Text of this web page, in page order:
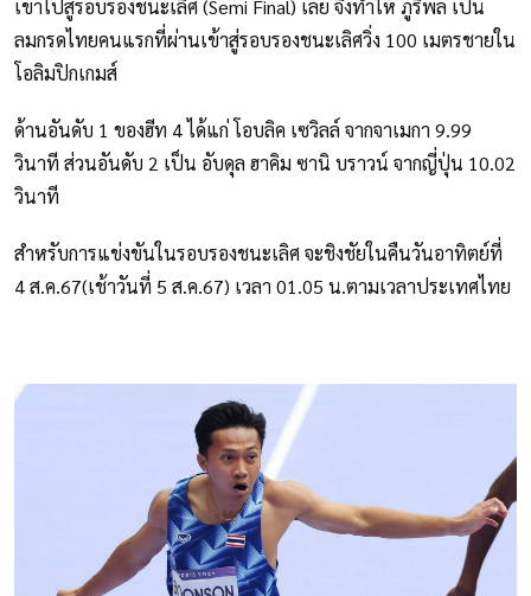
เข้าไปสู่รอบรองชนะเลิศ (Semi Final) เลย จึงทำให้ ภูริพล เป็น
ลมกรดไทยคนแรกที่ผ่านเข้าสู่รอบรองชนะเลิศวิ่ง 100 เมตรชายใน
โอลิมปิกเกมส์
ด้านอันดับ 1 ของฮีท 4 ได้แก่ โอบลิค เซวิลล์ จากจาเมกา 9.99
วินาที ส่วนอันดับ 2 เป็น อับดุล ฮาคิม ซานิ บราวน์ จากญี่ปุ่น 10.02
วินาที
สำหรับการแข่งขันในรอบรองชนะเลิศ จะชิงชัยในคืนวันอาทิตย์ที่
4 ส.ค.67(เช้าวันที่ 5 ส.ค.67) เวลา 01.05 น.ตามเวลาประเทศไทย